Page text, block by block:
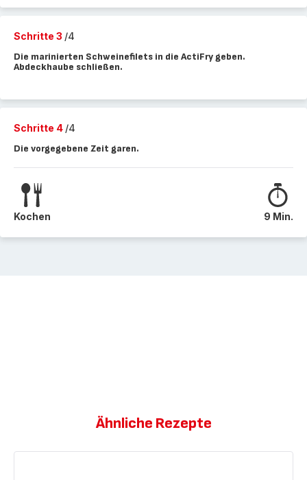
Schritte 3 /4
Die marinierten Schweinefilets in die ActiFry geben.
Abdeckhaube schließen.
Schritte 4 /4
Die vorgegebene Zeit garen.
Kochen 9 Min.
Ähnliche Rezepte